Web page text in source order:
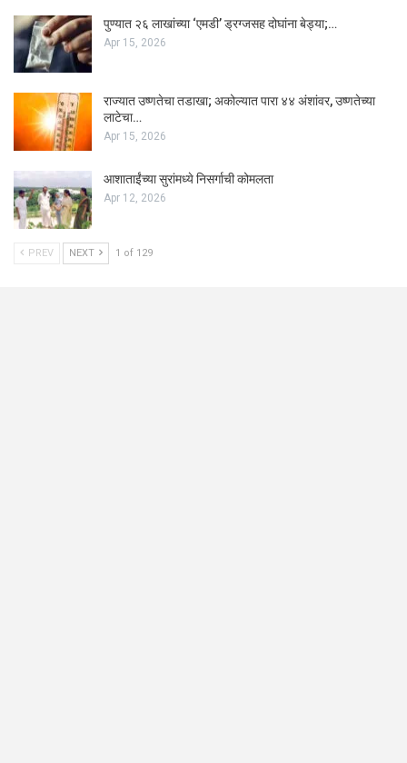
पुण्यात २६ लाखांच्या ‘एमडी’ ड्रग्जसह दोघांना बेड्या;…
Apr 15, 2026
राज्यात उष्णतेचा तडाखा; अकोल्यात पारा ४४ अंशांवर, उष्णतेच्या
लाटेचा…
Apr 15, 2026
आशाताईंच्या सुरांमध्ये निसर्गाची कोमलता
Apr 12, 2026
PREV NEXT 1 of 129